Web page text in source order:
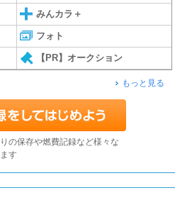
みんカラ＋
フォト
【PR】オークション
もっと見る
の保存や燃費記録など様々な
す